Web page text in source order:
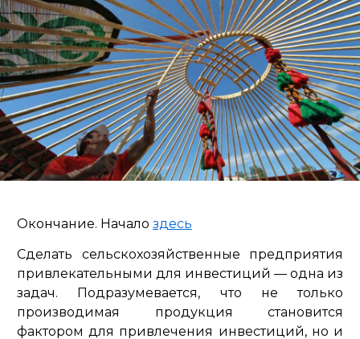
Окончание. Начало здесь
Сделать сельскохозяйственные предприятия
привлекательными для инвестиций — одна из
задач. Подразумевается, что не только
производимая продукция становится
фактором для привлечения инвестиций, но и